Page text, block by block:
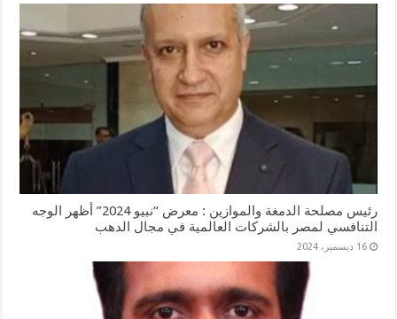
رئيس مصلحة الدمغة والموازين : معرض “نبيو 2024” أظهر الوجه
التنافسي لمصر بالشركات العالمية في مجال الدهب
16 ديسمبر، 2024